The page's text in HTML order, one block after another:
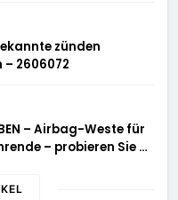
zünden
– 2606072
– Airbag-Weste für
– probieren Sie es